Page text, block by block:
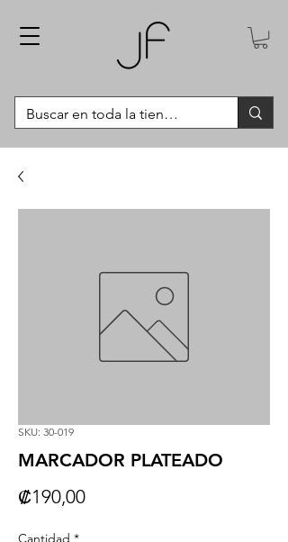
SKU: 30-019
MARCADOR PLATEADO
₡190,00Precio
Cantidad *